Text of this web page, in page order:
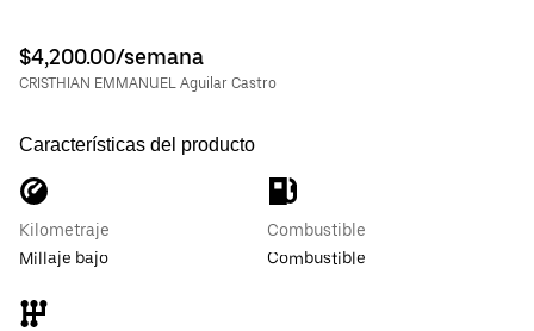
$4,200.00/semana
CRISTHIAN EMMANUEL Aguilar Castro
Características del producto
Kilometraje
Millaje bajo
Combustible
Combustible